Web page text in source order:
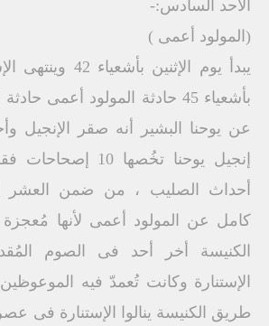
الأحد السادس:-
(المولود أعمى )
يبدأ يوم الإثنين
بأشعياء 45 حادثة المولود أعمى
عن يوحنا البشير أنه صقر الإنجيل
إنجيل يوحنا تخُصها
أحداث الصليب ، من ضمن العشر
كامل عن المولود أعمى لأنها
الكنيسة أخر أحد فى الصوم
الإستنارة وكانت تُعمدّ فيه
طريق الكنيسة ينالوا الإستنارة فى